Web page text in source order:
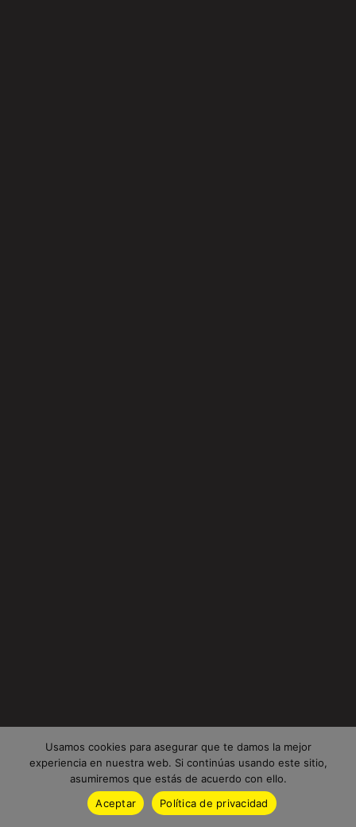
Usamos cookies para asegurar que te damos la mejor
experiencia en nuestra web. Si continúas usando este sitio,
asumiremos que estás de acuerdo con ello.
Aceptar
Política de privacidad